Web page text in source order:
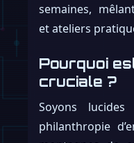
semaines,
et ateliers
Pourquoi
cruciale ?
Soyons
philanthropie